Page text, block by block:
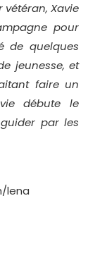
Xavie
pour
de quelques
jeunesse, et
faire un
débute le
par les
lena